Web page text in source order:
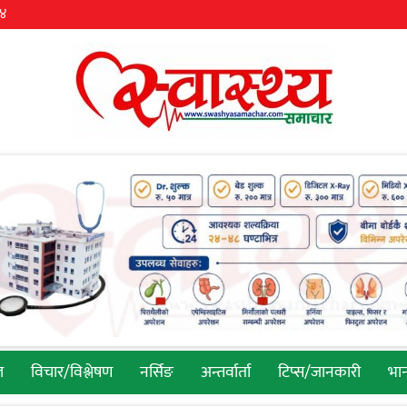
विचार/विश्लेषण नर्सिङ अन्तर्वार्ता टिप्स/जानकारी